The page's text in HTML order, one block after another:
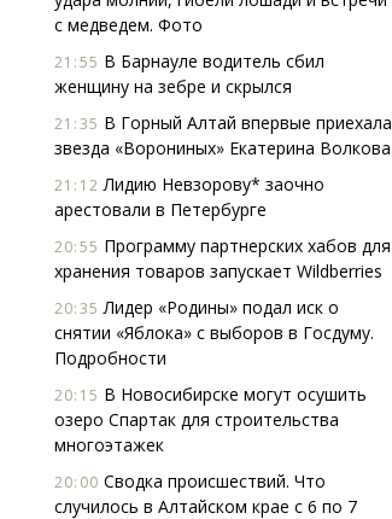
с медведем. Фото
21:55 В Барнауле водитель сбил
женщину на зебре и скрылся
21:35 В Горный Алтай впервые приехала
звезда «Ворониных» Екатерина Волкова
21:12 Лидию Невзорову* заочно
арестовали в Петербурге
20:55 Программу партнерских хабов для
хранения товаров запускает Wildberries
20:35 Лидер «Родины» подал иск о
снятии «Яблока» с выборов в Госдуму.
Подробности
20:15 В Новосибирске могут осушить
озеро Спартак для строительства
многоэтажек
20:00 Сводка происшествий. Что
случилось в Алтайском крае с 6 по 7